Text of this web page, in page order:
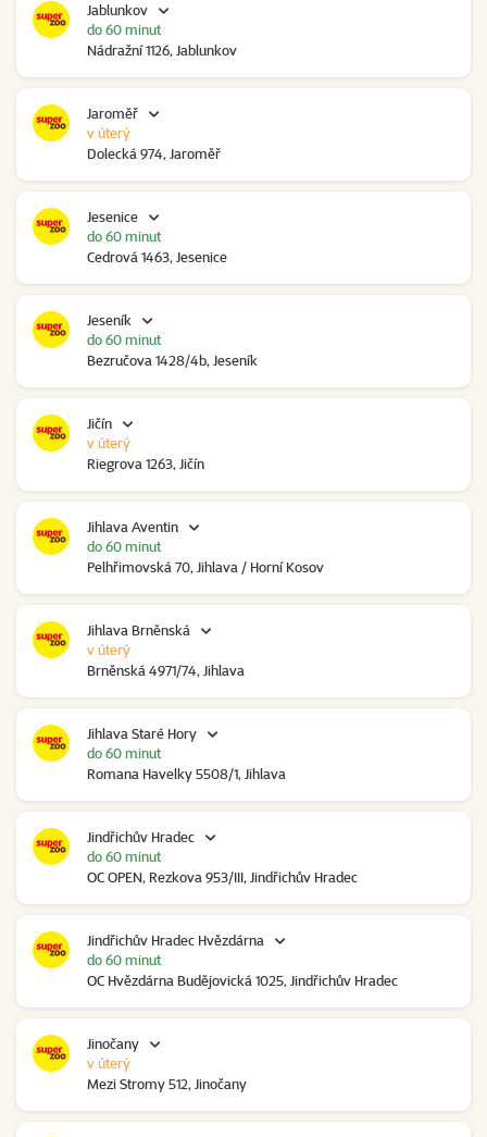
Jablunkov
Nádražní 1126, Jablunkov
do 60 minut
Jaroměř
Dolecká 974, Jaroměř
v úterý
Jesenice
Cedrová 1463, Jesenice
do 60 minut
Jeseník
Bezručova 1428/4b, Jeseník
do 60 minut
Jičín
Riegrova 1263, Jičín
v úterý
Jihlava Aventin
Pelhřimovská 70, Jihlava / Horní Kosov
do 60 minut
Jihlava Brněnská
Brněnská 4971/74, Jihlava
v úterý
Jihlava Staré Hory
Romana Havelky 5508/1, Jihlava
do 60 minut
Jindřichův Hradec
OC OPEN, Rezkova 953/III, Jindřichův Hradec
do 60 minut
Jindřichův Hradec Hvězdárna
OC Hvězdárna Budějovická 1025, Jindřichův Hradec
do 60 minut
Jinočany
Mezi Stromy 512, Jinočany
v úterý